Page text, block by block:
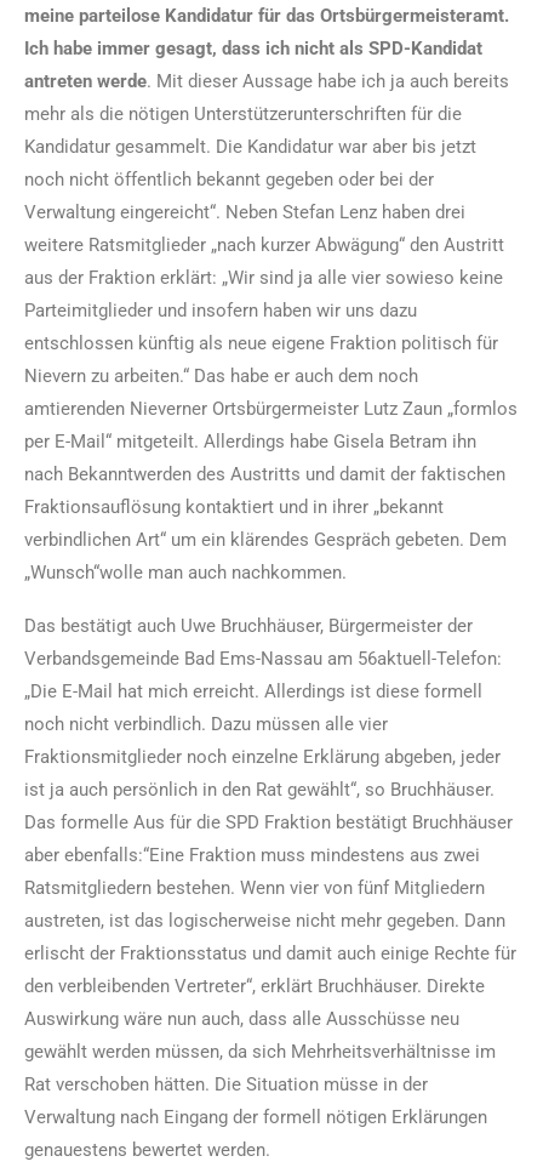
meine parteilose Kandidatur für das Ortsbürgermeisteramt.
Ich habe immer gesagt, dass ich nicht als SPD-Kandidat
antreten werde. Mit dieser Aussage habe ich ja auch bereits
mehr als die nötigen Unterstützerunterschriften für die
Kandidatur gesammelt. Die Kandidatur war aber bis jetzt
noch nicht öffentlich bekannt gegeben oder bei der
Verwaltung eingereicht“. Neben Stefan Lenz haben drei
weitere Ratsmitglieder „nach kurzer Abwägung“ den Austritt
aus der Fraktion erklärt: „Wir sind ja alle vier sowieso keine
Parteimitglieder und insofern haben wir uns dazu
entschlossen künftig als neue eigene Fraktion politisch für
Nievern zu arbeiten.“ Das habe er auch dem noch
amtierenden Nieverner Ortsbürgermeister Lutz Zaun „formlos
per E-Mail“ mitgeteilt. Allerdings habe Gisela Betram ihn
nach Bekanntwerden des Austritts und damit der faktischen
Fraktionsauflösung kontaktiert und in ihrer „bekannt
verbindlichen Art“ um ein klärendes Gespräch gebeten. Dem
„Wunsch“wolle man auch nachkommen.
Das bestätigt auch Uwe Bruchhäuser, Bürgermeister der
Verbandsgemeinde Bad Ems-Nassau am 56aktuell-Telefon:
„Die E-Mail hat mich erreicht. Allerdings ist diese formell
noch nicht verbindlich. Dazu müssen alle vier
Fraktionsmitglieder noch einzelne Erklärung abgeben, jeder
ist ja auch persönlich in den Rat gewählt“, so Bruchhäuser.
Das formelle Aus für die SPD Fraktion bestätigt Bruchhäuser
aber ebenfalls:“Eine Fraktion muss mindestens aus zwei
Ratsmitgliedern bestehen. Wenn vier von fünf Mitgliedern
austreten, ist das logischerweise nicht mehr gegeben. Dann
erlischt der Fraktionsstatus und damit auch einige Rechte für
den verbleibenden Vertreter“, erklärt Bruchhäuser. Direkte
Auswirkung wäre nun auch, dass alle Ausschüsse neu
gewählt werden müssen, da sich Mehrheitsverhältnisse im
Rat verschoben hätten. Die Situation müsse in der
Verwaltung nach Eingang der formell nötigen Erklärungen
genauestens bewertet werden.